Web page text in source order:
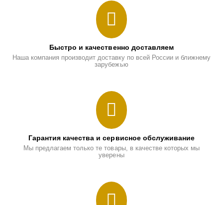
Быстро и качественно доставляем
Наша компания производит доставку по всей России и ближнему
зарубежью
Гарантия качества и сервисное обслуживание
Мы предлагаем только те товары, в качестве которых мы
уверены